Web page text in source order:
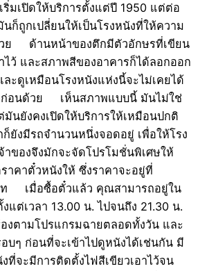
ริ่มเปิดให้บริการตั้งแต่ปี 1950 แต่ต่อ
ก็ถูกเปลี่ยนให้เป็นโรงหนังที่ให้ความ
ย ด้านหน้าของตึกมีตัวอักษรที่เขียน
ไว้ และสภาพสีของอาคารก็ได้ลอกออก
ละดูเหมือนโรงหนังแห่งนี้จะไม่เคยได้
ก่อนด้วย เห็นสภาพแบบนี้ มันไม่ใช่
มันยังคงเปิดให้บริการให้เหมือนปกติ
ยังมีรถจำนวนหนึ่งจอดอยู่ เพื่อให้โรง
าของจึงมักจะจัดโปรโมชั่นพิเศษให้
าคาตั๋วหนังให้ ซึ่งราคาจะอยู่ที่
ท เมื่อซื้อตั๋วแล้ว คุณสามารถอยู่ใน
แต่เวลา 13.00 น. ไปจนถึง 21.30 น.
งตามโปรแกรมฉายตลอดทั้งวัน และ
บๆ ก่อนที่จะเข้าไปดูหนังได้เช่นกัน มี
ที่จะมีการติดตั้งไฟสีเขียวเอาไว้จน